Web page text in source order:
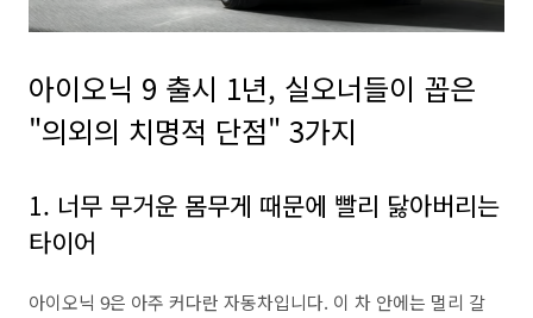
아이오닉 9 출시 1년, 실오너들이 꼽은
"의외의 치명적 단점" 3가지
1. 너무 무거운 몸무게 때문에 빨리 닳아버리는
타이어
아이오닉 9은 아주 커다란 자동차입니다. 이 차 안에는 멀리 갈